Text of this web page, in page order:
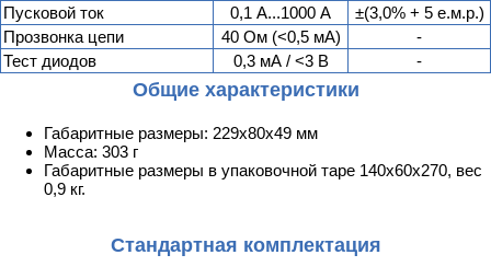
Пусковой ток
0,1 А...1000 А
±(3,0% + 5 е.м.р.)
Прозвонка цепи
40 Ом (<0,5 мА)
-
Тест диодов
0,3 мА / <3 В -
Общие характеристики
Габаритные размеры: 229х80х49 мм
Масса: 303 г
Габаритные размеры в упаковочной таре 140х60х270, вес
0,9 кг.
Стандартная комплектация